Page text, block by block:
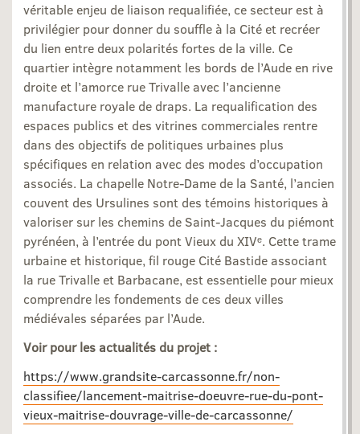
véritable enjeu de liaison requalifiée, ce secteur est à
privilégier pour donner du souffle à la Cité et recréer
du lien entre deux polarités fortes de la ville. Ce
quartier intègre notamment les bords de l’Aude en rive
droite et l’amorce rue Trivalle avec l’ancienne
manufacture royale de draps. La requalification des
espaces publics et des vitrines commerciales rentre
dans des objectifs de politiques urbaines plus
spécifiques en relation avec des modes d’occupation
associés. La chapelle Notre-Dame de la Santé, l’ancien
couvent des Ursulines sont des témoins historiques à
valoriser sur les chemins de Saint-Jacques du piémont
pyrénéen, à l’entrée du pont Vieux du XIVᵉ. Cette trame
urbaine et historique, fil rouge Cité Bastide associant
la rue Trivalle et Barbacane, est essentielle pour mieux
comprendre les fondements de ces deux villes
médiévales séparées par l’Aude.
Voir pour les actualités du projet :
https://www.grandsite-carcassonne.fr/non-
classifiee/lancement-maitrise-doeuvre-rue-du-pont-
vieux-maitrise-douvrage-ville-de-carcassonne/